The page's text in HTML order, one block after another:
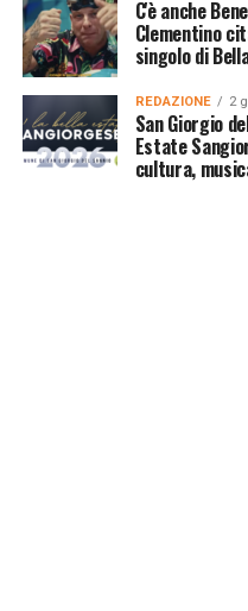
C'è anche
Clementino
singolo di
REDAZIONE 2
San Giorgio
Estate
cultura,